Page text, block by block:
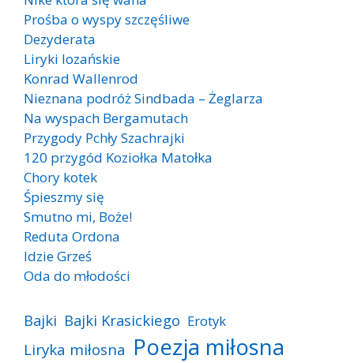
Prośba o wyspy szczęśliwe
Dezyderata
Liryki lozańskie
Konrad Wallenrod
Nieznana podróż Sindbada – Żeglarza
Na wyspach Bergamutach
Przygody Pchły Szachrajki
120 przygód Koziołka Matołka
Chory kotek
Śpieszmy się
Smutno mi, Boże!
Reduta Ordona
Idzie Grześ
Oda do młodości
Bajki Bajki Krasickiego Erotyk
Liryka miłosna Poezja miłosna